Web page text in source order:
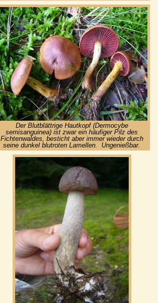
Der Blutblättrige Hautkopf (Dermocybe
semisanguinea) ist zwar ein häufiger Pilz des
Fichtenwaldes, besticht aber immer wieder durch
seine dunkel blutroten Lamellen. Ungenießbar.